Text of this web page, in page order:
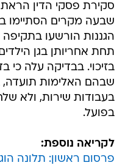
סקירת פסקי הדין
שבעה מקרים הסתיימו
הגננות הורשעו
תחת אחריותן בגן
בזיכוי. בבדיקה עלה
שבהם האלימות
בעבודות שירות, ולא
בפועל.
לקריאה נוספת:
פרסום ראשון: תלונה